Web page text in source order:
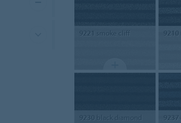
9221 smoke cliff 9210
9230 black diamond 9237